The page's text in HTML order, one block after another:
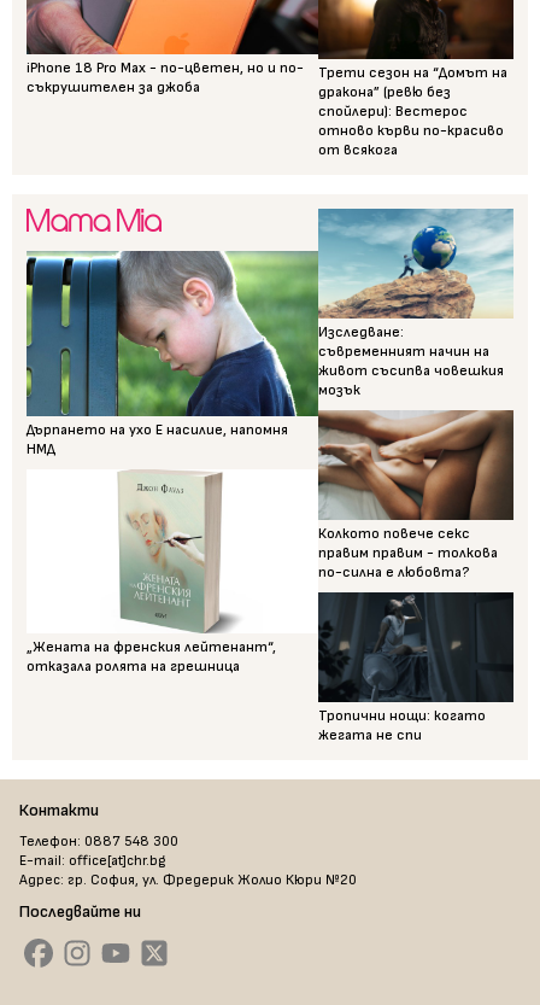
iPhone 18 Pro Max - по-цветен, но и по-
съкрушителен за джоба
Трети сезон на “Домът на
дракона” (ревю без
спойлери): Вестерос
отново кърви по-красиво
от всякога
Дърпането на ухо Е насилие, напомня
НМД
„Жената на френския лейтенант“,
отказала ролята на грешница
Изследване:
съвременният начин на
живот съсипва човешкия
мозък
Колкото повече секс
правим правим - толкова
по-силна е любовта?
Тропични нощи: когато
жегата не спи
Контакти
Телефон: 0887 548 300
E-mail: office[at]chr.bg
Адрес: гр. София, ул. Фредерик Жолио Кюри №20
Последвайте ни